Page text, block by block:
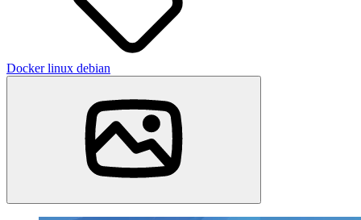
Dockerlinux debian